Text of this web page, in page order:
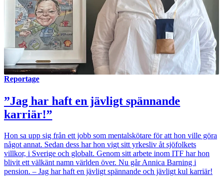
Reportage
”Jag har haft en jävligt spännande
karriär!”
Hon sa upp sig från ett jobb som mentalskötare för att hon ville göra
något annat. Sedan dess har hon vigt sitt yrkesliv åt sjöfolkets
villkor, i Sverige och globalt. Genom sitt arbete inom ITF har hon
blivit ett välkänt namn världen över. Nu går Annica Barning i
pension. – Jag har haft en jävligt spännande och jävligt kul karriär!